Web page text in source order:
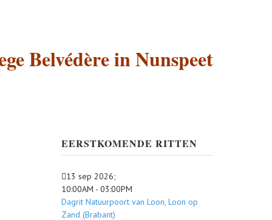
Belvédère in Nunspeet
EERSTKOMENDE RITTEN
13 sep 2026;
10:00AM - 03:00PM
Dagrit Natuurpoort van Loon, Loon op
Zand (Brabant)